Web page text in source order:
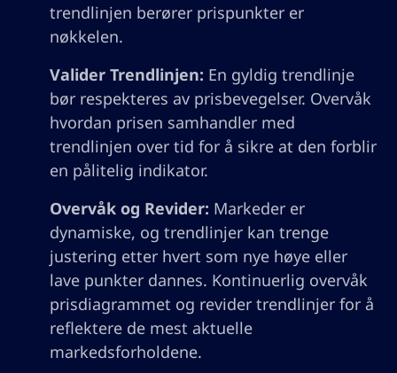
trendlinjen berører prispunkter er
nøkkelen.
Valider Trendlinjen: En gyldig trendlinje
bør respekteres av prisbevegelser. Overvåk
hvordan prisen samhandler med
trendlinjen over tid for å sikre at den forblir
en pålitelig indikator.
Overvåk og Revider: Markeder er
dynamiske, og trendlinjer kan trenge
justering etter hvert som nye høye eller
lave punkter dannes. Kontinuerlig overvåk
prisdiagrammet og revider trendlinjer for å
reflektere de mest aktuelle
markedsforholdene.